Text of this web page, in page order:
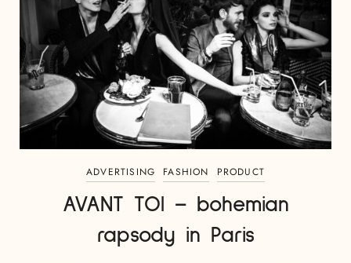
ADVERTISING FASHION PRODUCT
AVANT TOI – bohemian
rapsody in Paris